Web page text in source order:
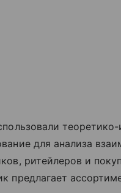
для анализа
ритейлеров и
предлагает